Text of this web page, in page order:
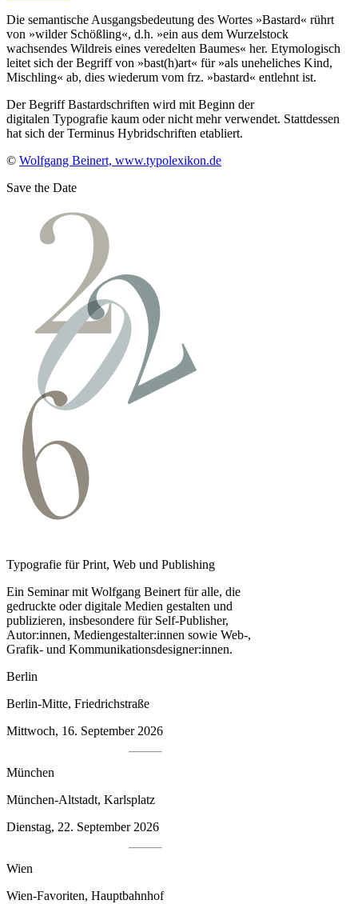
Die semantische Ausgangsbedeutung des Wortes »Bastard« rührt
von »wilder Schößling«, d.h. »ein aus dem Wurzelstock
wachsendes Wildreis eines veredelten Baumes« her. Etymologisch
leitet sich der Begriff von »bast(h)art« für »als uneheliches Kind,
Mischling« ab, dies wiederum vom frz. »bastard« entlehnt ist.
Der Begriff Bastardschriften wird mit Beginn der
digitalen Typografie kaum oder nicht mehr verwendet. Stattdessen
hat sich der Terminus Hybridschriften etabliert.
© Wolfgang Beinert, www.typolexikon.de
Save the Date
Typografie für Print, Web und Publishing
Ein Seminar mit Wolfgang Beinert für alle, die
gedruckte oder digitale Medien gestalten und
publizieren, insbesondere für Self-Publisher,
Autor:innen, Medien­gestalter:innen sowie Web-,
Grafik- und Kommunikationsdesigner:innen.
Berlin
Berlin-Mitte, Friedrichstraße
Mittwoch, 16. September 2026
München
München-Altstadt, Karlsplatz
Dienstag, 22. September 2026
Wien
Wien-Favoriten, Hauptbahnhof